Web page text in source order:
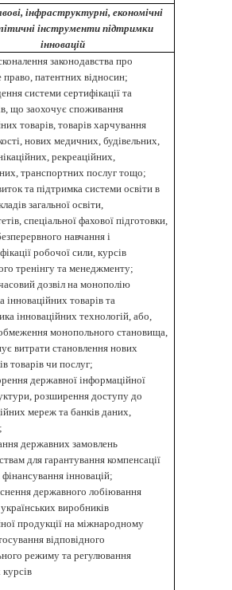
інфраструктурні, економічні
інструменти підтримки
інновацій
законодавства про
право, патентних відносин;
системи сертифікації та
що заохочує споживання
товарів, товарів харчування
нових медичних, будівельних,
рекреаційних,
транспортних послуг тощо;
та підтримка системи освіти в
загальної освіти,
спеціальної фахової підготовки,
навчання і
робочої сили, курсів
тренінгу та менеджменту;
дозвіл на монополію
інноваційних товарів та
інноваційних технологій, або,
монопольного становища,
витрати становлення нових
товарів чи послуг;
державної інформаційної
розширення доступу до
мереж та банків даних,
державних замовлень
для гарантування компенсації
інновацій;
державного лобіювання
українських виробників
продукції на міжнародному
відповідного
режиму та регулювання